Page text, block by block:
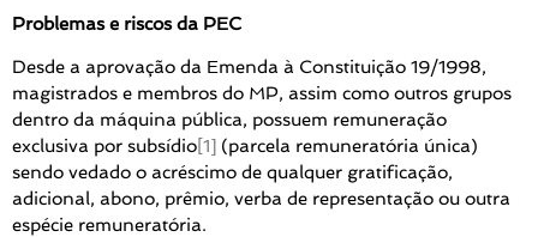
Problemas e riscos da PEC
Desde a aprovação da Emenda à Constituição 19/1998,
magistrados e membros do MP, assim como outros grupos
dentro da máquina pública, possuem remuneração
exclusiva por subsídio[1] (parcela remuneratória única)
sendo vedado o acréscimo de qualquer gratificação,
adicional, abono, prêmio, verba de representação ou outra
espécie remuneratória.